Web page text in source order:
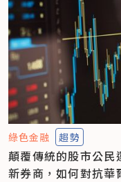
綠色金融 趨勢
顛覆傳統的股市公民
新券商，如何對抗華